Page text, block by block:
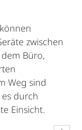
zwischen
Büro,
Weg sind
durch
Einsicht.